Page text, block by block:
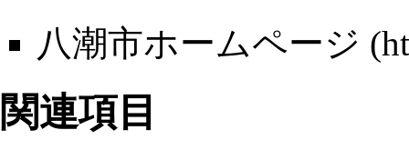
八潮市ホームページ
関連項目